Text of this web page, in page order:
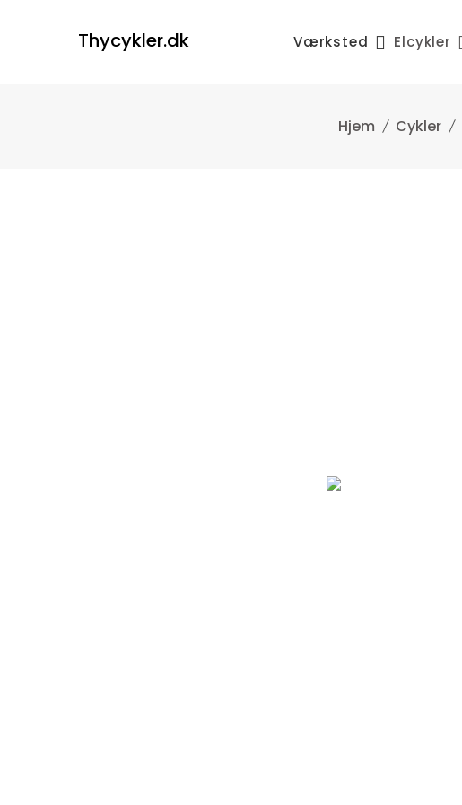
Thycykler.dk Værksted Elcykler
Cykler